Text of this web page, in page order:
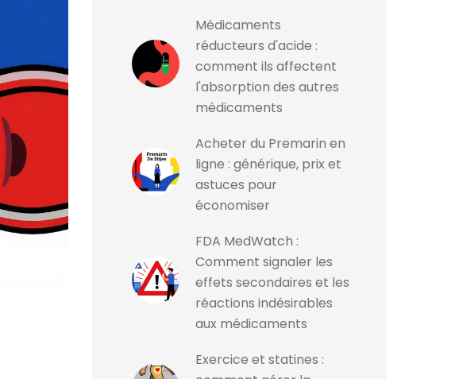
Médicaments
réducteurs d'acide :
comment ils affectent
l'absorption des autres
médicaments
Acheter du Premarin en
ligne : générique, prix et
astuces pour
économiser
FDA MedWatch :
Comment signaler les
effets secondaires et les
réactions indésirables
aux médicaments
Exercice et statines :